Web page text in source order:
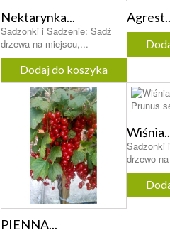
Nektarynka...
Sadzonki i Sadzenie: Sadź
drzewa na miejscu,...
Dodaj do koszyka
PIENNA...
Sadzonki
drzewo